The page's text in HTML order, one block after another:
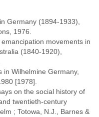
Germany (1894-1933),
1976.
movements in
(1840-1920),
in Wilhelmine Germany,
[1978].
on the social history of
twentieth-century
; Totowa, N.J., Barnes &